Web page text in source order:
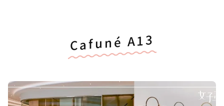
Cafuné A13